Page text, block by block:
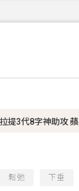
提3代8字神助攻
鬆弛 下垂